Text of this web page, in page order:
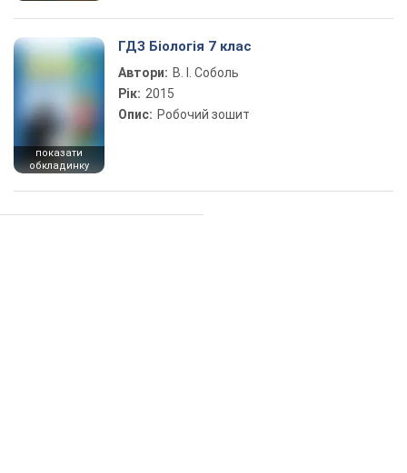
показати
обкладинку
ГДЗ Біологія 7 клас
Автори: В. І. Соболь
Рік: 2015
Опис: Робочий зошит